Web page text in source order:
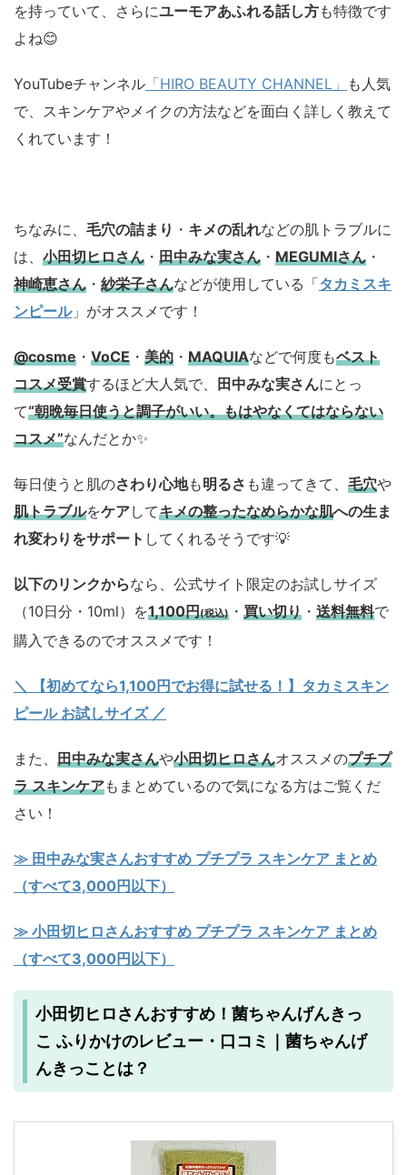
を持っていて、さらにユーモアあふれる話し方も特徴です
よね😊
YouTubeチャンネル 「HIRO BEAUTY CHANNEL」 も人気
で、スキンケアやメイクの方法などを面白く詳しく教えて
くれています！
ちなみに、 毛穴の詰まり ・ キメの乱れなどの肌トラブルに
は、 小田切ヒロさん ・ 田中みな実さん ・ MEGUMIさん ・
神崎恵さん ・ 紗栄子さんなどが使用している「タカミスキ
ンピール」がオススメです！
@cosme ・ VoCE ・ 美的 ・ MAQUIAなどで何度もベスト
コスメ受賞するほど大人気で、 田中みな実さんにとっ
て“朝晩毎日使うと調子がいい。もはやなくてはならない
コスメ”なんだとか✨
毎日使うと肌のさわり心地も明るさ も違ってきて、 毛穴や
肌トラブルをケアしてキメの整ったなめらかな肌への生ま
れ変わりをサポート してくれるそうです💡
以下のリンクからなら、公式サイト限定のお試しサイズ
（10日分・10ml）を1,100円(税込) ・ 買い切り ・ 送料無料で
購入できるのでオススメです！
＼ 【初めてなら1,100円でお得に試せる！】タカミスキン
ピール お試しサイズ／
また、 田中みな実さんや小田切ヒロさんオススメのプチプ
ラ スキンケアもまとめているので気になる方はご覧くだ
さい！
≫ 田中みな実さんおすすめ プチプラ スキンケア まとめ
（すべて3,000円以下）
≫ 小田切ヒロさんおすすめ プチプラ スキンケア まとめ
（すべて3,000円以下）
小田切ヒロさんおすすめ！菌ちゃんげんきっ
こ ふりかけのレビュー・口コミ｜菌ちゃんげ
んきっことは？